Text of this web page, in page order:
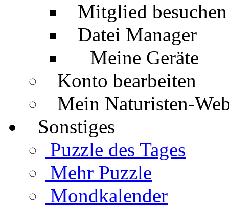
Mitglied besuchen
Datei Manager
Meine Geräte
Konto bearbeiten
Mein Naturisten-
Sonstiges
Puzzle des Tages
Mehr Puzzle
Mondkalender